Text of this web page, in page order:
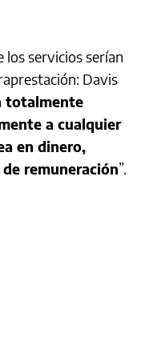
los servicios serían
Davis
totalmente
a cualquier
en dinero,
remuneración”.